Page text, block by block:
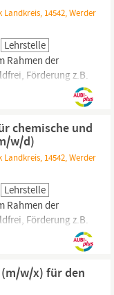
14542, Werder
Lehrstelle
Rahmen der
Förderung z.B.
je nach
Brandenburg,
chemische und
w/d)
14542, Werder
Lehrstelle
Rahmen der
Förderung z.B.
je nach
Brandenburg,
;;; ;für
(m/w/x) für den